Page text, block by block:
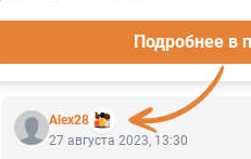
КОММЕНТАРИИ 99
Alex28
Подробнее в
27 августа 2023, 13:30